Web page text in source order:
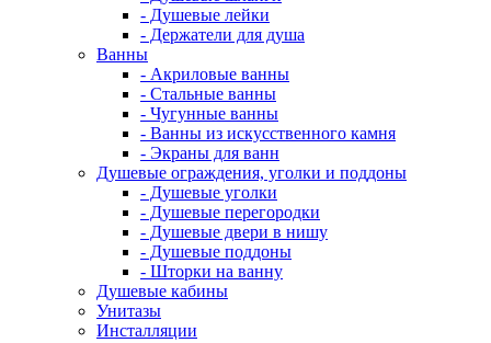
- Душевые лейки
- Держатели для душа
Ванны
- Акриловые ванны
- Стальные ванны
- Чугунные ванны
- Ванны из искусственного камня
- Экраны для ванн
Душевые ограждения, уголки и поддоны
- Душевые уголки
- Душевые перегородки
- Душевые двери в нишу
- Душевые поддоны
- Шторки на ванну
Душевые кабины
Унитазы
Инсталляции